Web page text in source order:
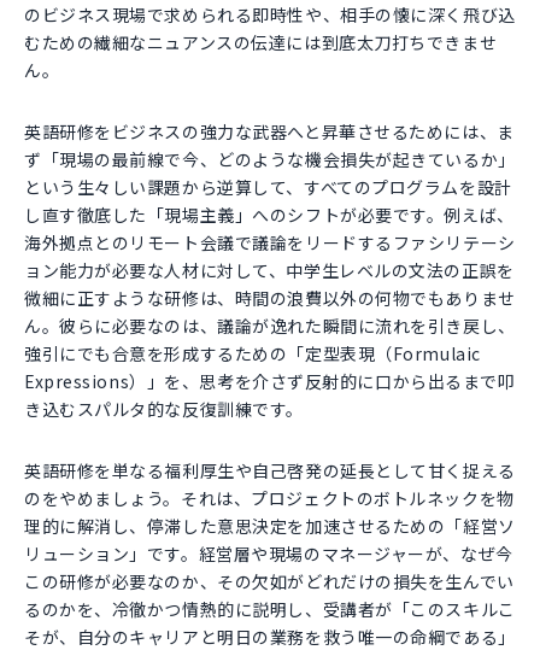
のビジネス現場で求められる即時性や、相手の懐に深く飛び込
むための繊細なニュアンスの伝達には到底太刀打ちできませ
ん。
英語研修をビジネスの強力な武器へと昇華させるためには、ま
ず「現場の最前線で今、どのような機会損失が起きているか」
という生々しい課題から逆算して、すべてのプログラムを設計
し直す徹底した「現場主義」へのシフトが必要です。例えば、
海外拠点とのリモート会議で議論をリードするファシリテーシ
ョン能力が必要な人材に対して、中学生レベルの文法の正誤を
微細に正すような研修は、時間の浪費以外の何物でもありませ
ん。彼らに必要なのは、議論が逸れた瞬間に流れを引き戻し、
強引にでも合意を形成するための「定型表現（Formulaic
Expressions）」を、思考を介さず反射的に口から出るまで叩
き込むスパルタ的な反復訓練です。
英語研修を単なる福利厚生や自己啓発の延長として甘く捉える
のをやめましょう。それは、プロジェクトのボトルネックを物
理的に解消し、停滞した意思決定を加速させるための「経営ソ
リューション」です。経営層や現場のマネージャーが、なぜ今
この研修が必要なのか、その欠如がどれだけの損失を生んでい
るのかを、冷徹かつ情熱的に説明し、受講者が「このスキルこ
そが、自分のキャリアと明日の業務を救う唯一の命綱である」